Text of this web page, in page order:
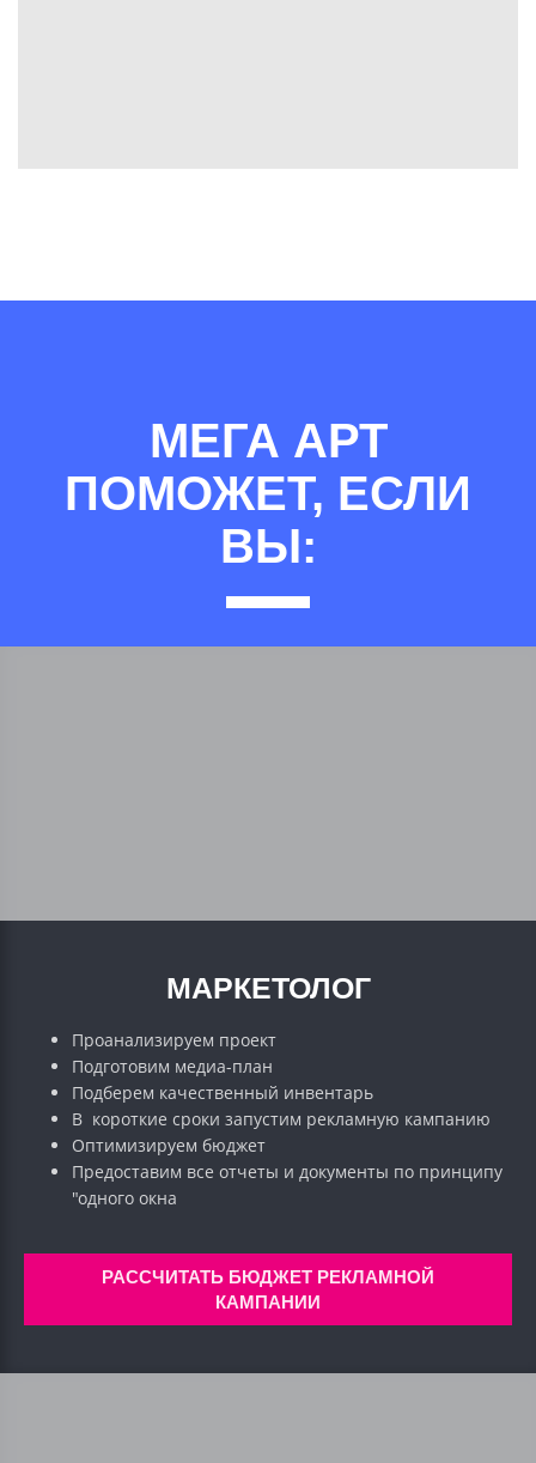
МЕГА АРТ
ПОМОЖЕТ, ЕСЛИ
ВЫ:
МАРКЕТОЛОГ
Проанализируем проект
Подготовим медиа-план
Подберем качественный инвентарь
В короткие сроки запустим рекламную кампанию
Оптимизируем бюджет
Предоставим все отчеты и документы по принципу
"одного окна
РАССЧИТАТЬ БЮДЖЕТ РЕКЛАМНОЙ
КАМПАНИИ